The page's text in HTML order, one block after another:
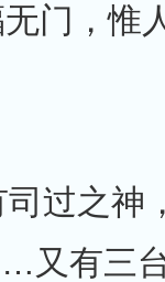
人
之神
又有三